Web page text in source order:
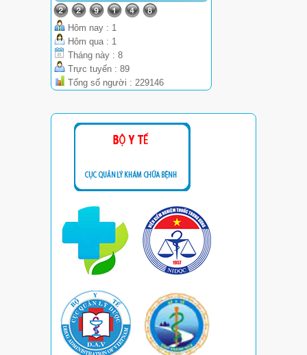
Hôm nay : 1
Hôm qua : 1
Tháng này : 8
Trực tuyến : 89
Tổng số người : 229146